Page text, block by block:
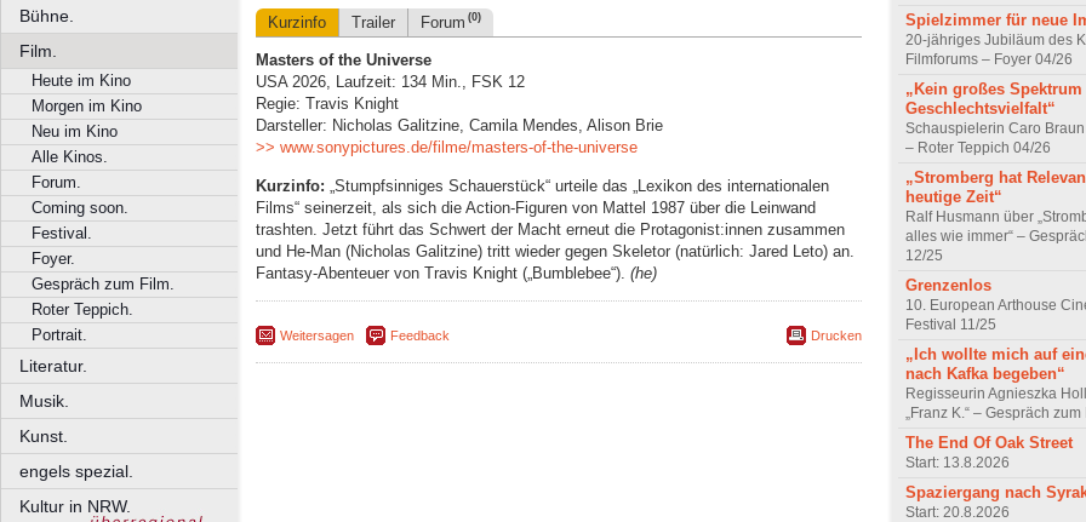
Bühne.
Film.
Heute im Kino
Morgen im Kino
Neu im Kino
Alle Kinos.
Forum.
Coming soon.
Festival.
Foyer.
Gespräch zum Film.
Roter Teppich.
Portrait.
Literatur.
Musik.
Kunst.
engels spezial.
Kultur in NRW.
Kurzinfo Trailer Forum (0)
Masters of the Universe
USA 2026, Laufzeit: 134 Min., FSK 12
Regie: Travis Knight
Darsteller: Nicholas Galitzine, Camila Mendes, Alison Brie
>> www.sonypictures.de/filme/masters-of-the-universe
Kurzinfo: „Stumpfsinniges Schauerstück“ urteile das „Lexikon des internationalen
Films“ seinerzeit, als sich die Action-Figuren von Mattel 1987 über die Leinwand
trashten. Jetzt führt das Schwert der Macht erneut die Protagonist:innen zusammen
und He-Man (Nicholas Galitzine) tritt wieder gegen Skeletor (natürlich: Jared Leto) an.
Fantasy-Abenteuer von Travis Knight („Bumblebee“). (he)
Weitersagen Feedback Drucken
Spielzimmer für neue
20-jähriges Jubiläum des
Filmforums – Foyer 04/26
„Kein großes Spektrum
Geschlechtsvielfalt“
Schauspielerin Caro Braun
– Roter Teppich 04/26
„Stromberg hat
heutige Zeit“
Ralf Husmann über
alles wie immer“ –
12/25
Grenzenlos
10. European Arthouse
Festival 11/25
„Ich wollte mich auf
nach Kafka begeben“
Regisseurin Agnieszka
„Franz K.“ – Gespräch
The End Of Oak Street
Start: 13.8.2026
Spaziergang nach
Start: 20.8.2026